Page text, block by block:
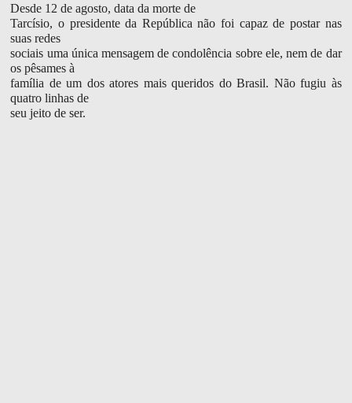
Desde 12 de agosto, data da morte de
Tarcísio, o presidente da República não foi capaz de postar nas
suas redes
sociais uma única mensagem de condolência sobre ele, nem de dar
os pêsames à
família de um dos atores mais queridos do Brasil. Não fugiu às
quatro linhas de
seu jeito de ser.